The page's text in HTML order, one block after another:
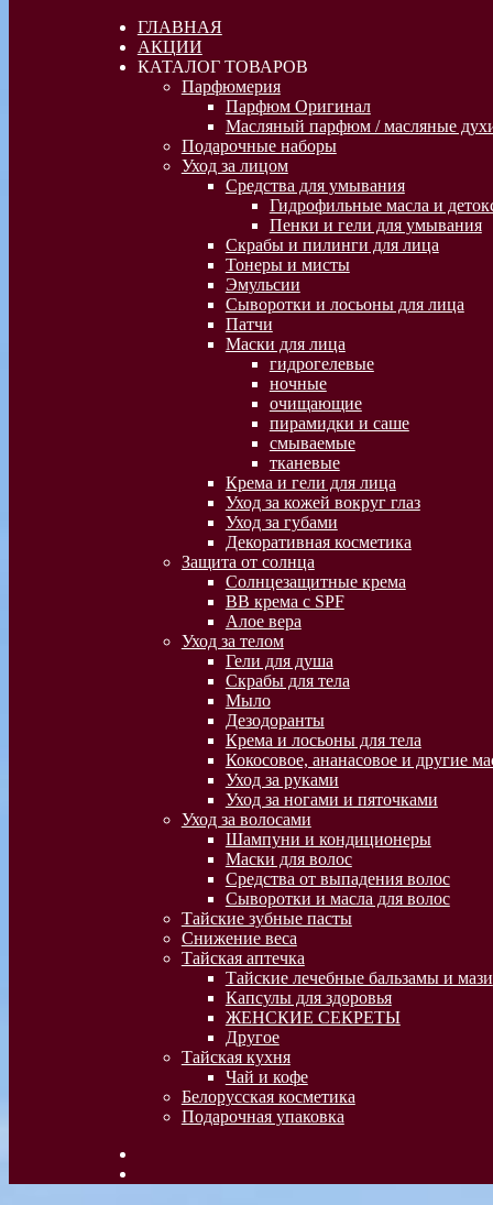
ГЛАВНАЯ
АКЦИИ
КАТАЛОГ ТОВАРОВ
Парфюмерия
Парфюм Оригинал
Масляный парфюм / масляные
Подарочные наборы
Уход за лицом
Средства для умывания
Гидрофильные масла и
Пенки и гели для умывания
Скрабы и пилинги для лица
Тонеры и мисты
Эмульсии
Сыворотки и лосьоны для лица
Патчи
Маски для лица
гидрогелевые
ночные
очищающие
пирамидки и саше
смываемые
тканевые
Крема и гели для лица
Уход за кожей вокруг глаз
Уход за губами
Декоративная косметика
Защита от солнца
Солнцезащитные крема
BB крема с SPF
Алое вера
Уход за телом
Гели для душа
Скрабы для тела
Мыло
Дезодоранты
Крема и лосьоны для тела
Кокосовое, ананасовое и другие
Уход за руками
Уход за ногами и пяточками
Уход за волосами
Шампуни и кондиционеры
Маски для волос
Средства от выпадения волос
Сыворотки и масла для волос
Тайские зубные пасты
Снижение веса
Тайская аптечка
Тайские лечебные бальзамы и мази
Капсулы для здоровья
ЖЕНСКИЕ СЕКРЕТЫ
Другое
Тайская кухня
Чай и кофе
Белорусская косметика
Подарочная упаковка